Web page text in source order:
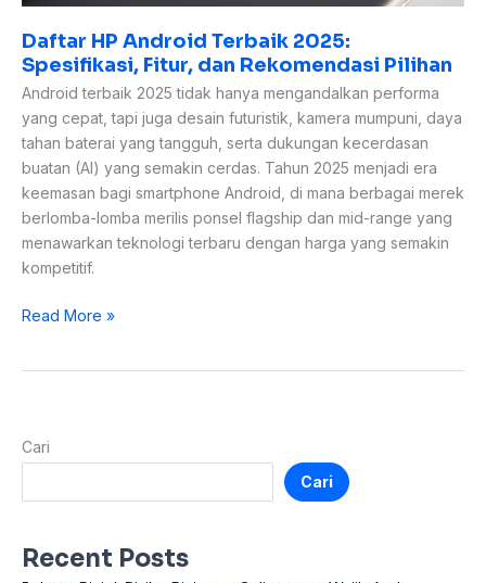
Daftar HP Android Terbaik 2025:
Spesifikasi, Fitur, dan Rekomendasi Pilihan
Android terbaik 2025 tidak hanya mengandalkan performa
yang cepat, tapi juga desain futuristik, kamera mumpuni, daya
tahan baterai yang tangguh, serta dukungan kecerdasan
buatan (AI) yang semakin cerdas. Tahun 2025 menjadi era
keemasan bagi smartphone Android, di mana berbagai merek
berlomba-lomba merilis ponsel flagship dan mid-range yang
menawarkan teknologi terbaru dengan harga yang semakin
kompetitif.
Read More »
Cari
Cari
Recent Posts